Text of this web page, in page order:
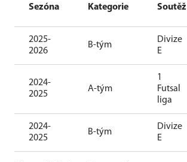
Sezóna Kategorie Soutěž
2025-
2026
B-tým
Divize
E
2024-
2025
A-tým
1
Futsal
liga
2024-
2025
B-tým
Divize
E